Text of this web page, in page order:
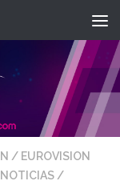
/ EUROVISION
NOTICIAS/